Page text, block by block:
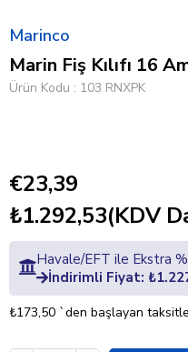
Marinco
Marin Fiş Kılıfı 16
Ürün Kodu 103 RNXPK
€23,39
₺1.292,53(KDV
Havale/EFT ile Ekstra
İndirimli Fiyat:
₺173,50 `den başlayan